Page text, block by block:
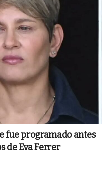
fue programado antes
de Eva Ferrer